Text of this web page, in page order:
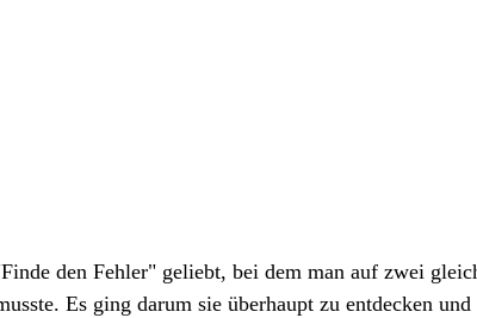
den Fehler" geliebt, bei dem man auf zwei
Es ging darum sie überhaupt zu entdecken